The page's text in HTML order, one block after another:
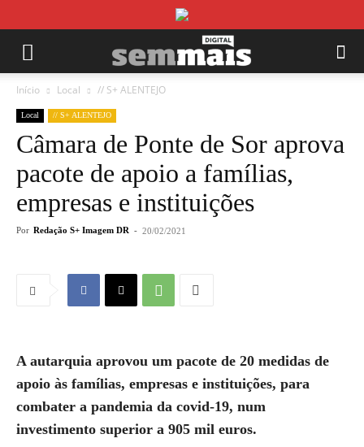
Início Local // S+ ALENTEJO
Local // S+ ALENTEJO
Câmara de Ponte de Sor aprova
pacote de apoio a famílias,
empresas e instituições
Por Redação S+ Imagem DR - 20/02/2021
A autarquia aprovou um pacote de 20 medidas de
apoio às famílias, empresas e instituições, para
combater a pandemia da covid-19, num
investimento superior a 905 mil euros.